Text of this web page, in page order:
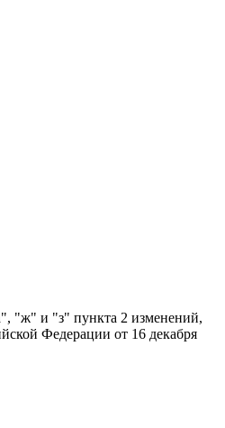
"ж" и "з" пункта 2 изменений,
Федерации от 16 декабря